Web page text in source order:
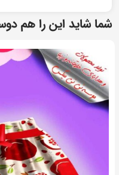
شما شاید این را هم